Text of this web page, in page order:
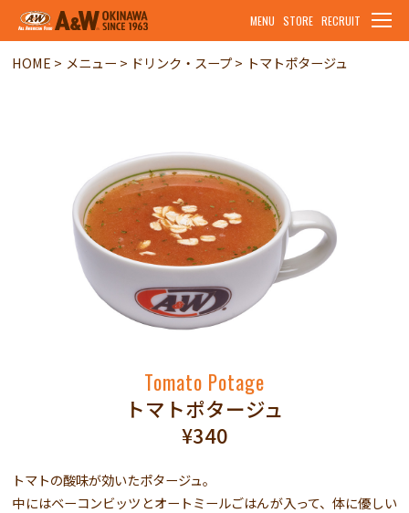
MENU STORE RECRUIT
HOME メニュー ドリンク・スープ トマトポタージュ
Tomato Potage
トマトポタージュ
¥340
トマトの酸味が効いたポタージュ。
中にはベーコンビッツとオートミールごはんが入って、体に優しい